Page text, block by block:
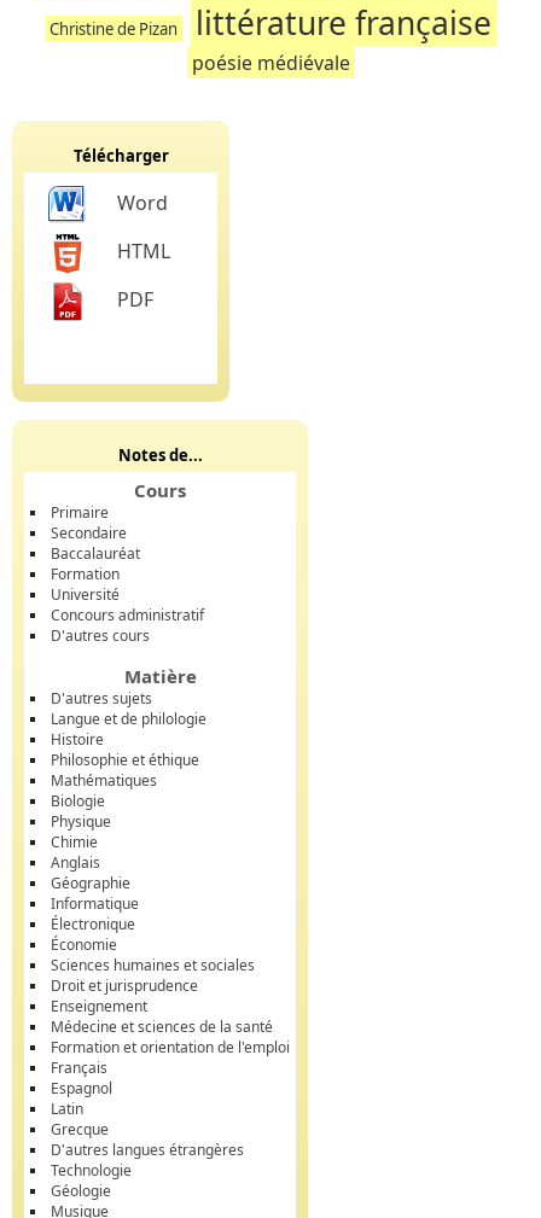
Christine de Pizan littérature française
poésie médiévale
Télécharger
Word
HTML
PDF
Notes de...
Cours
Primaire
Secondaire
Baccalauréat
Formation
Université
Concours administratif
D'autres cours
Matière
D'autres sujets
Langue et de philologie
Histoire
Philosophie et éthique
Mathématiques
Biologie
Physique
Chimie
Anglais
Géographie
Informatique
Électronique
Économie
Sciences humaines et sociales
Droit et jurisprudence
Enseignement
Médecine et sciences de la santé
Formation et orientation de l'emploi
Français
Espagnol
Latin
Grecque
D'autres langues étrangères
Technologie
Géologie
Musique